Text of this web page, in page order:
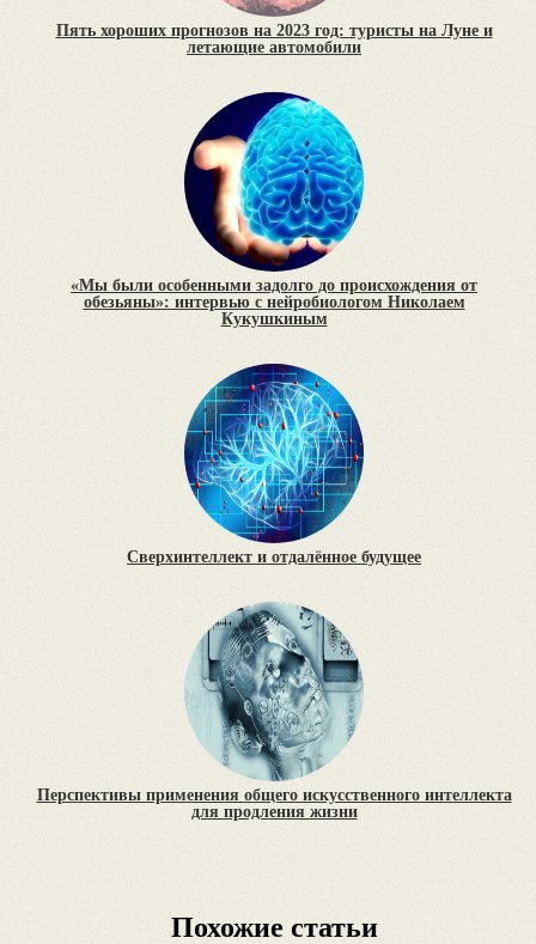
Пять хороших прогнозов на 2023 год: туристы на Луне и
летающие автомобили
«Мы были особенными задолго до происхождения от
обезьяны»: интервью с нейробиологом Николаем
Кукушкиным
Сверхинтеллект и отдалённое будущее
Перспективы применения общего искусственного интеллекта
для продления жизни
Похожие статьи